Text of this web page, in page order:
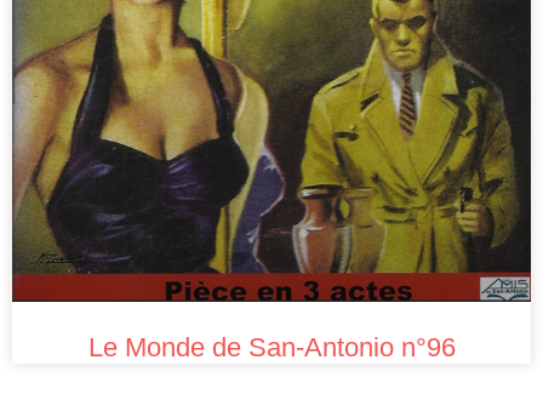
Le Monde de San-Antonio n°96